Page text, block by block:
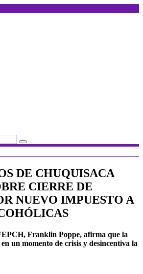
DE CHUQUISACA
CIERRE DE
NUEVO IMPUESTO A
Franklin Poppe, afirma que la
un momento de crisis y desincentiva la